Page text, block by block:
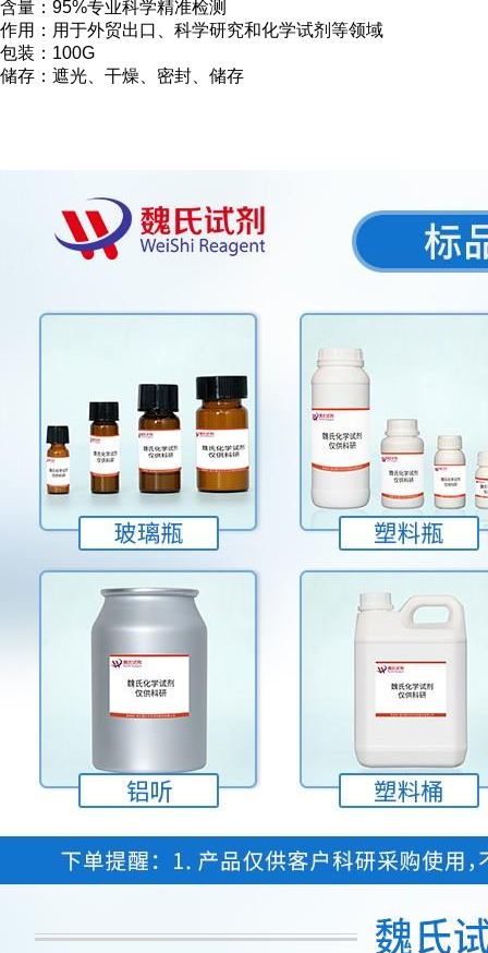
含量：95%专业科学精准检测
作用：用于外贸出口、科学研究和化学试剂等领域
包装：100G
储存：遮光、干燥、密封、储存